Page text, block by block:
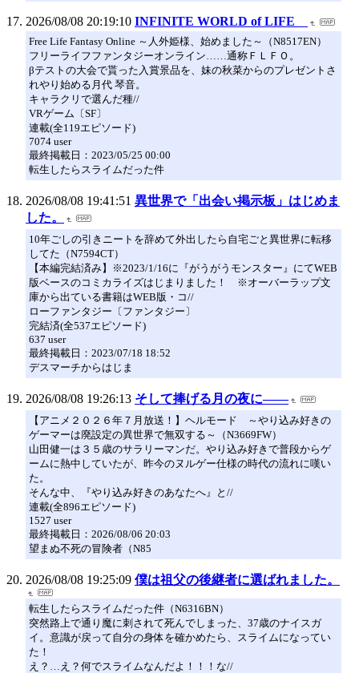
2026/08/08 20:19:10 INFINITE WORLD of LIFE
Free Life Fantasy Online ～人外姫様、始めました～（N8517EN）
フリーライフファンタジーオンライン……通称ＦＬＦＯ。
βテストの大会で貰った入賞景品を、妹の秋菜からのプレゼントさ
れやり始める月代 琴音。
キャラクリで選んだ種//
VRゲーム〔SF〕
連載(全119エピソード)
7074 user
最終掲載日：2023/05/25 00:00
転生したらスライムだった件
2026/08/08 19:41:51 異世界で「出会い掲示板」はじめま
した。
10年ごしの引きニートを辞めて外出したら自宅ごと異世界に転移
してた（N7594CT）
【本編完結済み】※2023/1/16に『がうがうモンスター』にてWEB
版ベースのコミカライズはじまりました！ ※オーバーラップ文
庫から出ている書籍はWEB版・コ//
ローファンタジー〔ファンタジー〕
完結済(全537エピソード)
637 user
最終掲載日：2023/07/18 18:52
デスマーチからはじま
2026/08/08 19:26:13 そして捧げる月の夜に――
【アニメ２０２６年７月放送！】ヘルモード ～やり込み好きの
ゲーマーは廃設定の異世界で無双する～（N3669FW）
山田健一は３５歳のサラリーマンだ。やり込み好きで普段からゲ
ームに熱中していたが、昨今のヌルゲー仕様の時代の流れに嘆い
た。
そんな中、『やり込み好きのあなたへ』と//
連載(全896エピソード)
1527 user
最終掲載日：2026/08/06 20:03
望まぬ不死の冒険者（N85
2026/08/08 19:25:09 僕は祖父の後継者に選ばれました。
転生したらスライムだった件（N6316BN）
突然路上で通り魔に刺されて死んでしまった、37歳のナイスガ
イ。意識が戻って自分の身体を確かめたら、スライムになってい
た！
え？…え？何でスライムなんだよ！！！な//